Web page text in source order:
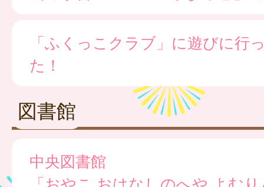
「ふくっこクラブ」に遊びに行
た！
図書館
中央図書館
「おやこ おはなしのへや よむ